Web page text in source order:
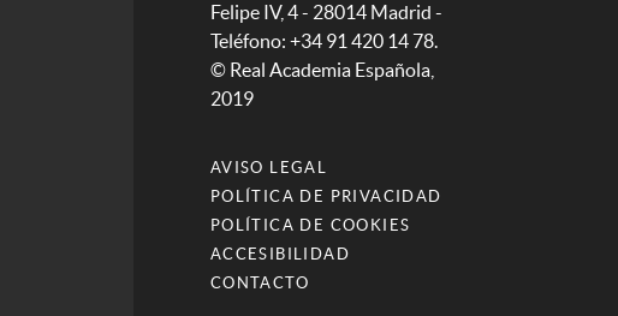
Felipe IV, 4 - 28014 Madrid -
Teléfono: +34 91 420 14 78.
© Real Academia Española,
2019
AVISO LEGAL
POLÍTICA DE PRIVACIDAD
POLÍTICA DE COOKIES
ACCESIBILIDAD
CONTACTO